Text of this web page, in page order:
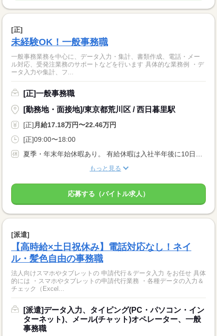
[正]
未経験OK！一般事務職
一般事務業務を中心に、データ入力・集計、書類作成、電話・メー
ル対応、受発注業務のサポートなどを行います 具体的な業務例 ・デ
ータ入力や集計、フ...
[正]一般事務職
[勤務地・面接地]/東京都荒川区 / 西日暮里駅
[正]月給17.18万円〜22.46万円
[正]09:00〜18:00
夏季・年末年始休暇あり。 有給休暇は入社半年後に10日付与、看護介護休暇・慶弔休暇・産前産後・育児休暇制度もあります。
もっと見る
応募する（バイトル求人）
[派遣]
【高時給×土日祝休み】電話対応なし！ネイ
ル・髪色自由の事務職
法人向けスマホやタブレットの 申請代行＆データ入力 をお任せ 具体
的には ・スマホやタブレットの申請代行業務 ・各種データの入力＆
チェック（Excel...
[派遣]データ入力、タイピング(PC・パソコン・イン
ターネット)、メール(チャット)オペレーター、一般
事務職